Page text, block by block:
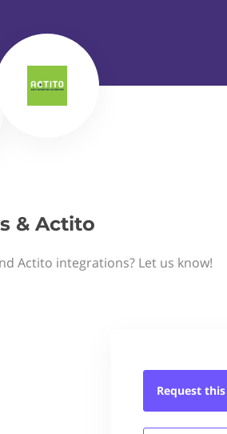
& Actito
Actito integrations? Let us know!
Request this